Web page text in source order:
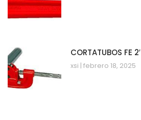
CORTATUBOS FE 2′
xsi febrero 18, 2025